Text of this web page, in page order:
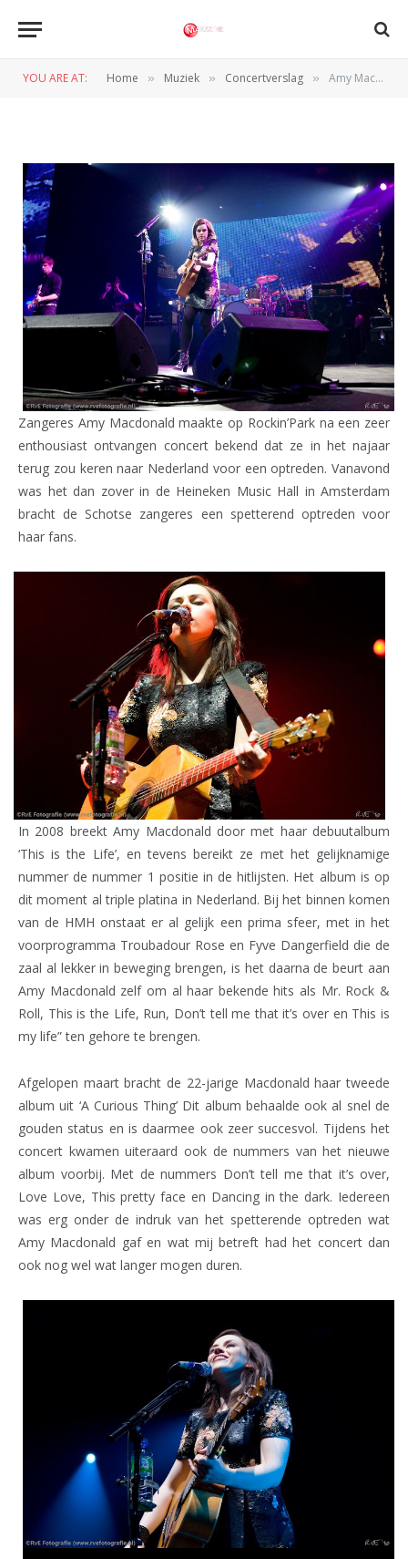
YOU ARE AT: Home » Muziek » Concertverslag » Amy Macdonald in de Heineken Music Hall (16-11-2010).
Heineken Music Hall (16-11-
Zangeres Amy Macdonald maakte op Rockin’Park na een zeer
enthousiast ontvangen concert bekend dat ze in het najaar
terug zou keren naar Nederland voor een optreden. Vanavond
was het dan zover in de Heineken Music Hall in Amsterdam
bracht de Schotse zangeres een spetterend optreden voor
haar fans.
In 2008 breekt Amy Macdonald door met haar debuutalbum
‘This is the Life’, en tevens bereikt ze met het gelijknamige
nummer de nummer 1 positie in de hitlijsten. Het album is op
dit moment al triple platina in Nederland. Bij het binnen komen
van de HMH onstaat er al gelijk een prima sfeer, met in het
voorprogramma Troubadour Rose en Fyve Dangerfield die de
zaal al lekker in beweging brengen, is het daarna de beurt aan
Amy Macdonald zelf om al haar bekende hits als Mr. Rock &
Roll, This is the Life, Run, Don’t tell me that it’s over en This is
my life” ten gehore te brengen.
Afgelopen maart bracht de 22-jarige Macdonald haar tweede
album uit ‘A Curious Thing’ Dit album behaalde ook al snel de
gouden status en is daarmee ook zeer succesvol. Tijdens het
concert kwamen uiteraard ook de nummers van het nieuwe
album voorbij. Met de nummers Don’t tell me that it’s over,
Love Love, This pretty face en Dancing in the dark. Iedereen
was erg onder de indruk van het spetterende optreden wat
Amy Macdonald gaf en wat mij betreft had het concert dan
ook nog wel wat langer mogen duren.